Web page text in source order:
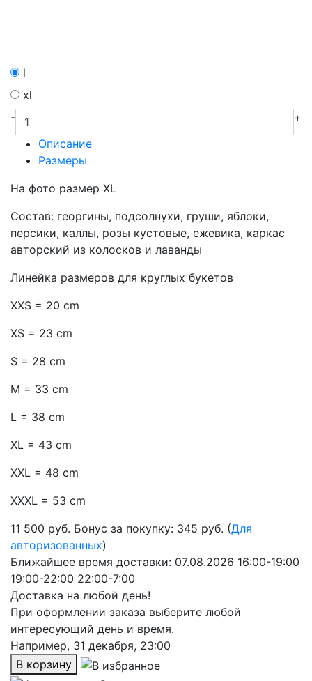
l
xl
-
+
Описание
Размеры
На фото размер XL
Состав: георгины, подсолнухи, груши, яблоки,
персики, каллы, розы кустовые, ежевика, каркас
авторский из колосков и лаванды
Линейка размеров для круглых букетов
XXS = 20 cm
XS = 23 cm
S = 28 cm
M = 33 cm
L = 38 cm
XL = 43 cm
XXL = 48 cm
XXXL = 53 cm
11 500 руб. Бонус за покупку: 345 руб. (Для
авторизованных)
Ближайшее время доставки: 07.08.2026 16:00-19:00
19:00-22:00 22:00-7:00
Доставка на любой день!
При оформлении заказа выберите любой
интересующий день и время.
Например, 31 декабря, 23:00
В корзину